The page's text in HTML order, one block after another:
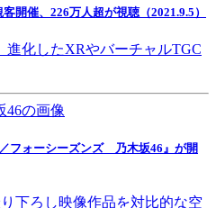
開催、226万人超が視聴（2021.9.5）
進化したXRやバーチャルTGC
フォーシーズンズ 乃木坂46』が開
下ろし映像作品を対比的な空